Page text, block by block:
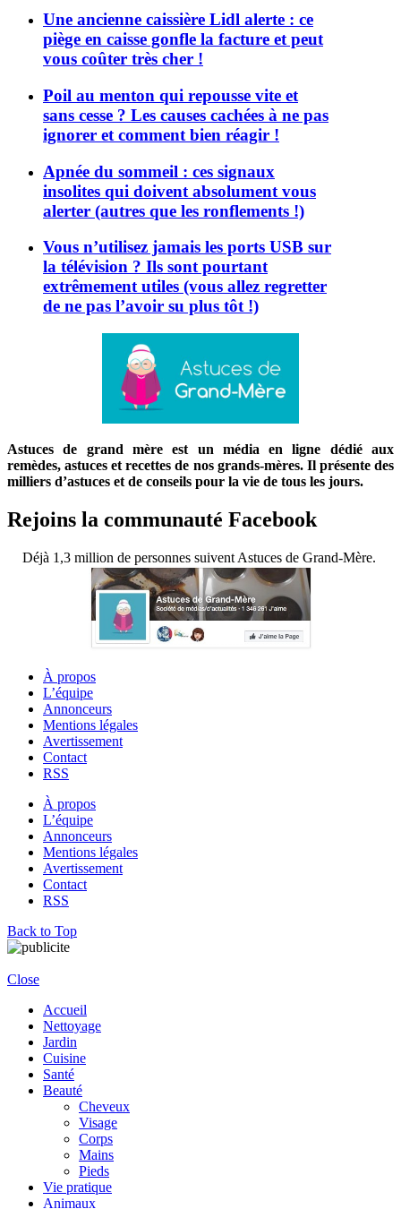
Une ancienne caissière Lidl alerte : ce
piège en caisse gonfle la facture et peut
vous coûter très cher !
Poil au menton qui repousse vite et
sans cesse ? Les causes cachées à ne pas
ignorer et comment bien réagir !
Apnée du sommeil : ces signaux
insolites qui doivent absolument vous
alerter (autres que les ronflements !)
Vous n’utilisez jamais les ports USB sur
la télévision ? Ils sont pourtant
extrêmement utiles (vous allez regretter
de ne pas l’avoir su plus tôt !)
Astuces de grand mère est un média en ligne dédié aux
remèdes, astuces et recettes de nos grands-mères. Il présente des
milliers d’astuces et de conseils pour la vie de tous les jours.
Rejoins la communauté Facebook
Déjà 1,3 million de personnes suivent Astuces de Grand-Mère.
À propos
L’équipe
Annonceurs
Mentions légales
Avertissement
Contact
RSS
À propos
L’équipe
Annonceurs
Mentions légales
Avertissement
Contact
RSS
Back to Top
Close
Accueil
Nettoyage
Jardin
Cuisine
Santé
Beauté
Cheveux
Visage
Corps
Mains
Pieds
Vie pratique
Animaux